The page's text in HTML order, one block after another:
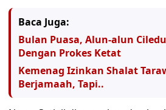
Baca Juga:
Bulan Puasa, Alun-alun
Dengan Prokes Ketat
Kemenag Izinkan Shalat
Berjamaah, Tapi..